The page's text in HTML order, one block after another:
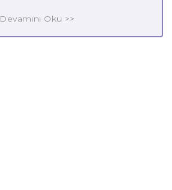
Devamını Oku >>